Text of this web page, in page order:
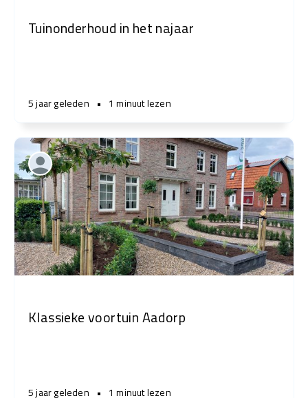
Tuinonderhoud in het najaar
5 jaar geleden • 1 minuut lezen
Klassieke voortuin Aadorp
5 jaar geleden • 1 minuut lezen